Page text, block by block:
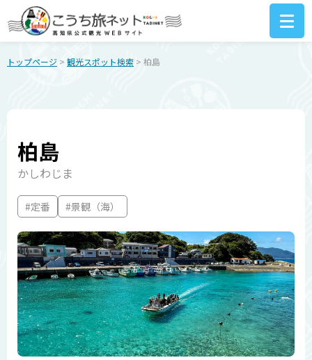
トップページ > 観光スポット検索 > 柏島
柏島
かしわじま
#定番 #景観（海）